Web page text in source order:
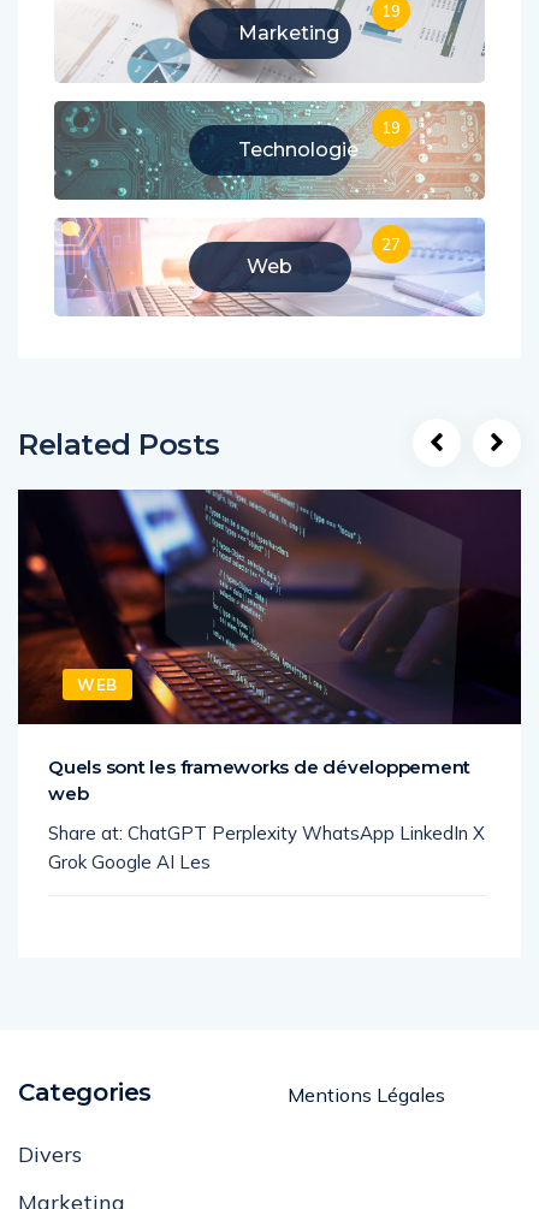
Marketing
19
Technologie
19
Web
27
Related Posts
WEB
Quels sont les frameworks de développement
web
Share at: ChatGPT Perplexity WhatsApp LinkedIn X
Grok Google AI Les
Categories
Divers
Marketing
Mentions Légales